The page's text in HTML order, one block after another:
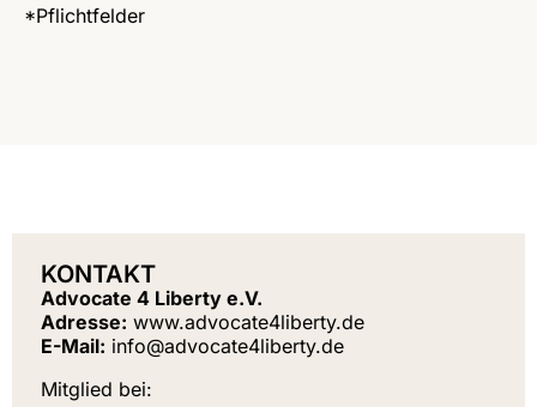
*Pflichtfelder
KONTAKT
Advocate 4 Liberty e.V.
Adresse: www.advocate4liberty.de
E-Mail: info@advocate4liberty.de
Mitglied bei: